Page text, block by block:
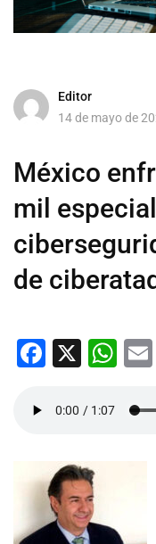
Editor
14 de mayo de
México
mil
de
Facebook
X